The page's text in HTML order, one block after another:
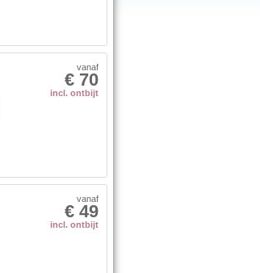
€ 70
vanaf
incl. ontbijt
€ 49
vanaf
incl. ontbijt